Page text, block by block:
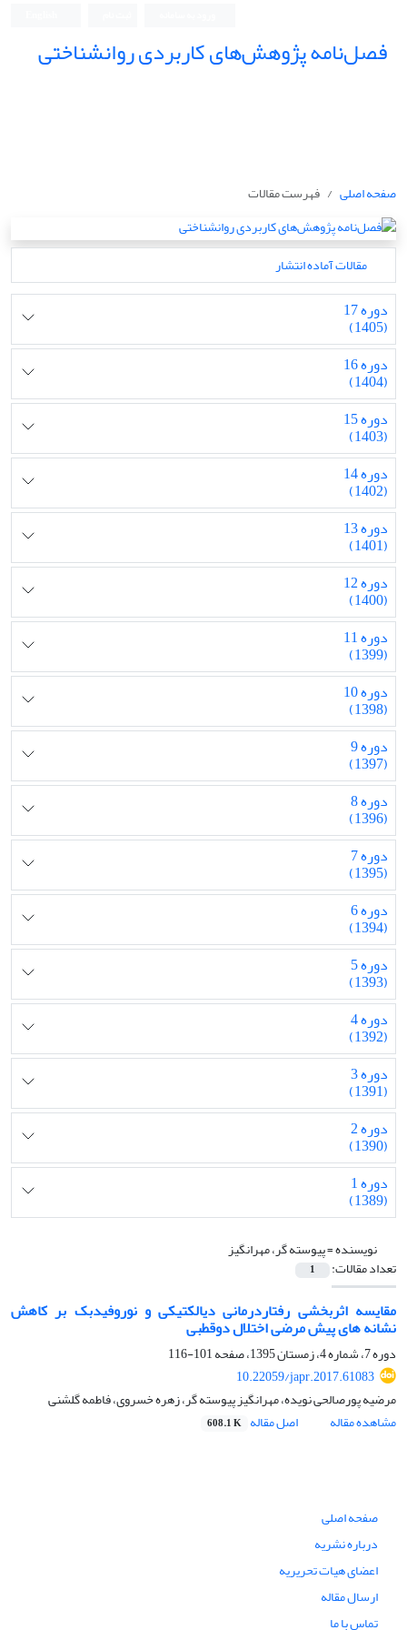
فصل‌نامه پژوهش‌های کاربردی روانشناختی
صفحه اصلی فهرست مقالات
مقالات آماده انتشار
دوره 17
(1405)
دوره 16
(1404)
دوره 15
(1403)
دوره 14
(1402)
دوره 13
(1401)
دوره 12
(1400)
دوره 11
(1399)
دوره 10
(1398)
دوره 9
(1397)
دوره 8
(1396)
دوره 7
(1395)
دوره 6
(1394)
دوره 5
(1393)
دوره 4
(1392)
دوره 3
(1391)
دوره 2
(1390)
دوره 1
(1389)
نویسنده =پیوسته گر، مهرانگیز
تعداد مقالات: 1
مقایسه اثربخشی رفتاردرمانی دیالکتیکی و نوروفیدبک بر کاهش
نشانه های پیش مرضی اختلال دوقطبی
دوره 7، شماره 4، زمستان 1395، صفحه
101-116
10.22059/japr.2017.61083
مرضیه پورصالحی نویده، مهرانگیز پیوسته گر، زهره خسروی، فاطمه گلشنی
مشاهده مقاله
اصل مقاله 608.1 K
صفحه اصلی
درباره نشریه
اعضای هیات تحریریه
ارسال مقاله
تماس با ما